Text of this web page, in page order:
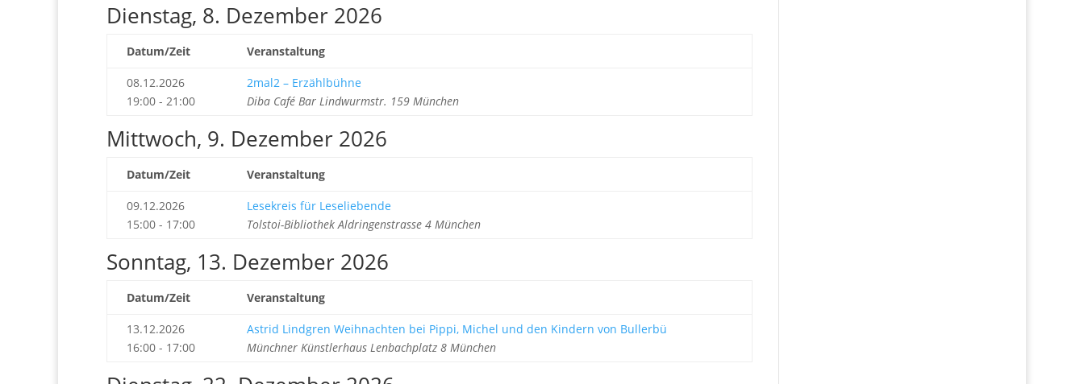
Dienstag, 8. Dezember 2026
Datum/Zeit Veranstaltung
08.12.2026
19:00 - 21:00
2mal2 – Erzählbühne
Diba Café Bar Lindwurmstr. 159 München
Mittwoch, 9. Dezember 2026
Datum/Zeit Veranstaltung
09.12.2026
15:00 - 17:00
Lesekreis für Leseliebende
Tolstoi-Bibliothek Aldringenstrasse 4 München
Sonntag, 13. Dezember 2026
Datum/Zeit Veranstaltung
13.12.2026
16:00 - 17:00
Astrid Lindgren Weihnachten bei Pippi, Michel und den Kindern von Bullerbü
Münchner Künstlerhaus Lenbachplatz 8 München